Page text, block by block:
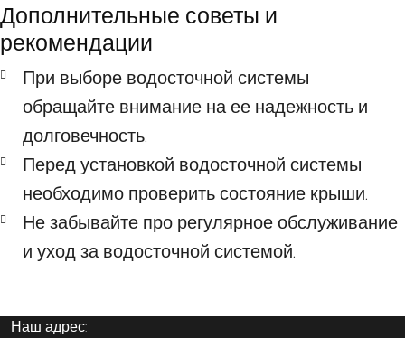
Дополнительные советы и
рекомендации
При выборе водосточной системы
обращайте внимание на ее надежность и
долговечность.
Перед установкой водосточной системы
необходимо проверить состояние крыши.
Не забывайте про регулярное обслуживание
и уход за водосточной системой.
Наш адрес: